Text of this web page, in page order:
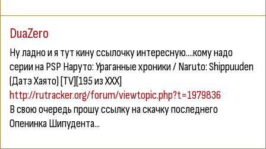
DuaZero
Ну ладно и я тут кину ссылочку интересную....кому надо
сериина PSP Наруто: Ураганные хроники / Naruto: Shippuuden
(Датэ Хаято) [TV][195 из XXX]
http://rutracker.org/forum/viewtopic.php?t=1979836
В свою очередь прошу ссылку на скачку последнего
Опенинка Шипудента...